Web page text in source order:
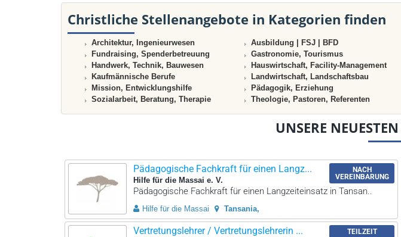
Christliche Stellenangebote in Kategorien finden
Architektur, Ingenieurwesen Ausbildung | FSJ | BFD
Fundraising, Spenderbetreuung
Gastronomie, Tourismus
Handwerk, Technik, Bauwesen
Hauswirtschaft, Facility-Management
Kaufmännische Berufe
Landwirtschaft, Landschaftsbau
Mission, Entwicklungshilfe
Pädagogik, Erziehung
Sozialarbeit, Beratung, Therapie
Theologie, Pastoren, Referenten
UNSERE
Pädagogische Fachkraft für einen Langz...
Hilfe für die Massai e. V.
NACH
VEREINBARUNG
Pädagogische Fachkraft für einen Langzeiteinsatz in Tansan..
Hilfe für die Massai Tansania
Vertretungslehrer / Vertretungslehrerin ... TEILZEIT